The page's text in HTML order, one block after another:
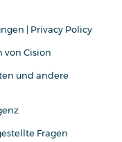
| Privacy Policy
von Cision
und andere
Fragen